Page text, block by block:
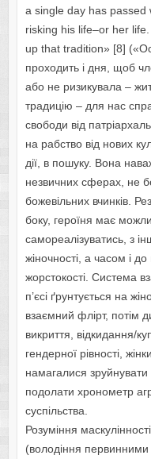
a single day has
risking his life–or her
up that tradition» [8]
проходить і дня, щоб
або не ризикувала –
традицію – для нас
свободи від
на рабство від нових
дії, в пошуку. Вона
незвичних сферах, не
божевільних вчинків.
боку, героїня має
самореалізуватись, з
жіночності, а часом і
жорстокості. Система
п’єсі ґрунтується на
взаємний флірт, потім
викриття, відкидання/
гендерної рівності,
намагалися
подолати хронометр
суспільства.
Розуміння
(володіння первинними